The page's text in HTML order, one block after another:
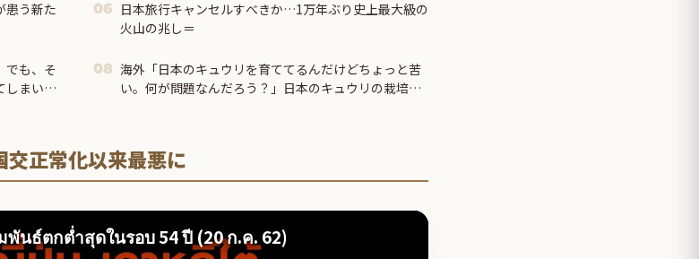
患う新た
06
日本旅行キャンセルすべきか…1万年ぶり史上最大級の
火山の兆し＝
でも、そ
しまい…
08 海外「日本のキュウリを育ててるんだけどちょっと苦
い。何が問題なんだろう？」日本のキュウリの栽培方
正常化以来最悪に
นธ์ตกต่ำสุดในรอบ 54 ปี (20 ก.ค. 62)